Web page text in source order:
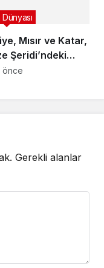
Mısır ve Katar,
Şeridi’ndeki
israil’in
Dünyası
önce
Gerekli alanlar